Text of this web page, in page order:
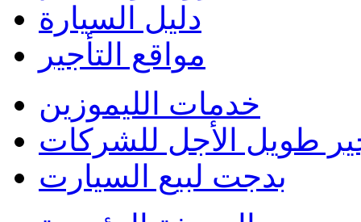
دليل السيارة
مواقع التأجير
خدمات الليموزين
طويل الأجل للشركات
بدجت لبيع السيارت